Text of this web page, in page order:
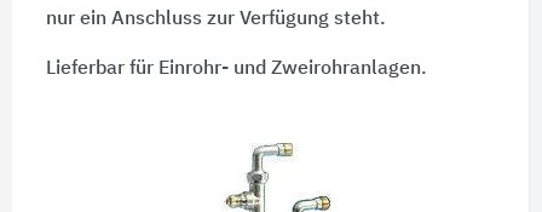
nur ein Anschluss zur Verfügung steht.
Lieferbar für Einrohr- und Zweirohranlagen.